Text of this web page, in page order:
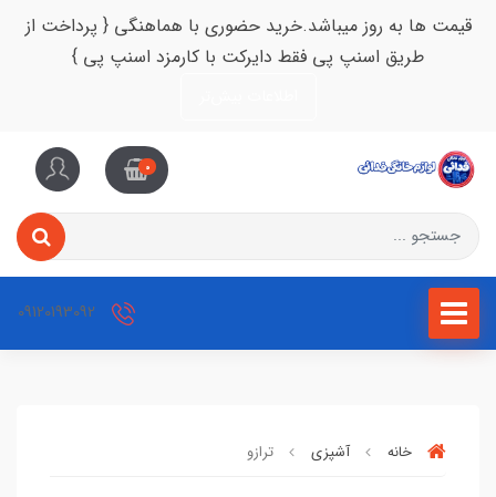
قیمت ها به روز میباشد.خرید حضوری با هماهنگی { پرداخت از
طریق اسنپ پی فقط دایرکت با کارمزد اسنپ پی }
0
خانه آشپزی ترازو